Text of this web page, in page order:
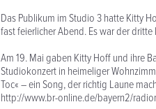
Das Publikum im Studio 3 hatte Kitty
fast feierlicher Abend. Es war der
Am 19. Mai gaben Kitty Hoff und ihre
Studiokonzert in heimeliger
Toc« – ein Song, der richtig Laune
http://www.br-online.de/bayern2/